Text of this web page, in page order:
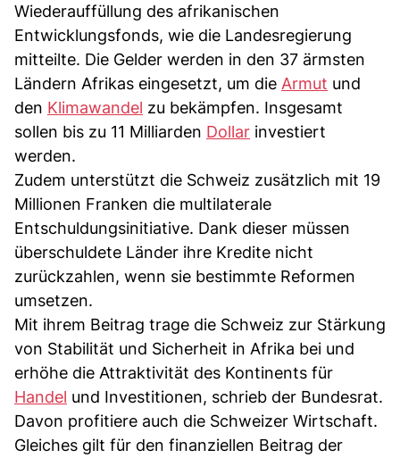
Wiederauffüllung des afrikanischen
Entwicklungsfonds, wie die Landesregierung
mitteilte. Die Gelder werden in den 37 ärmsten
Ländern Afrikas eingesetzt, um die Armut und
den Klimawandel zu bekämpfen. Insgesamt
sollen bis zu 11 Milliarden Dollar investiert
werden.
Zudem unterstützt die Schweiz zusätzlich mit 19
Millionen Franken die multilaterale
Entschuldungsinitiative. Dank dieser müssen
überschuldete Länder ihre Kredite nicht
zurückzahlen, wenn sie bestimmte Reformen
umsetzen.
Mit ihrem Beitrag trage die Schweiz zur Stärkung
von Stabilität und Sicherheit in Afrika bei und
erhöhe die Attraktivität des Kontinents für
Handel und Investitionen, schrieb der Bundesrat.
Davon profitiere auch die Schweizer Wirtschaft.
Gleiches gilt für den finanziellen Beitrag der